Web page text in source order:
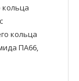
кольца
ПА66,